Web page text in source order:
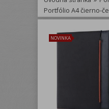
Portfólio A4 čierno-
NOVINKA